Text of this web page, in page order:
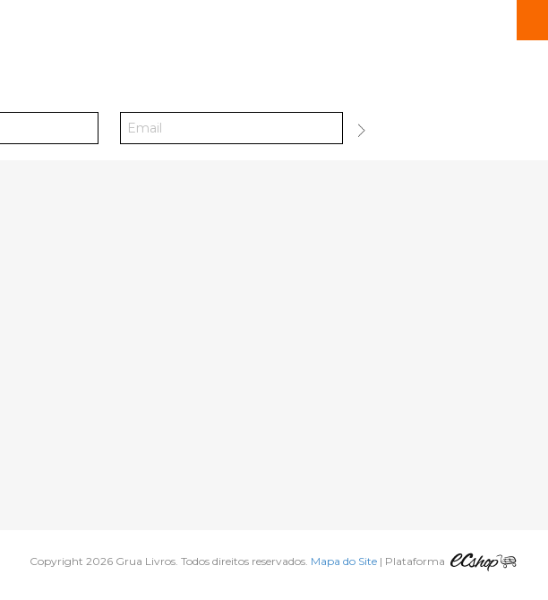
Copyright 2026 Grua Livros. Todos direitos reservados. Mapa do Site | Plataforma